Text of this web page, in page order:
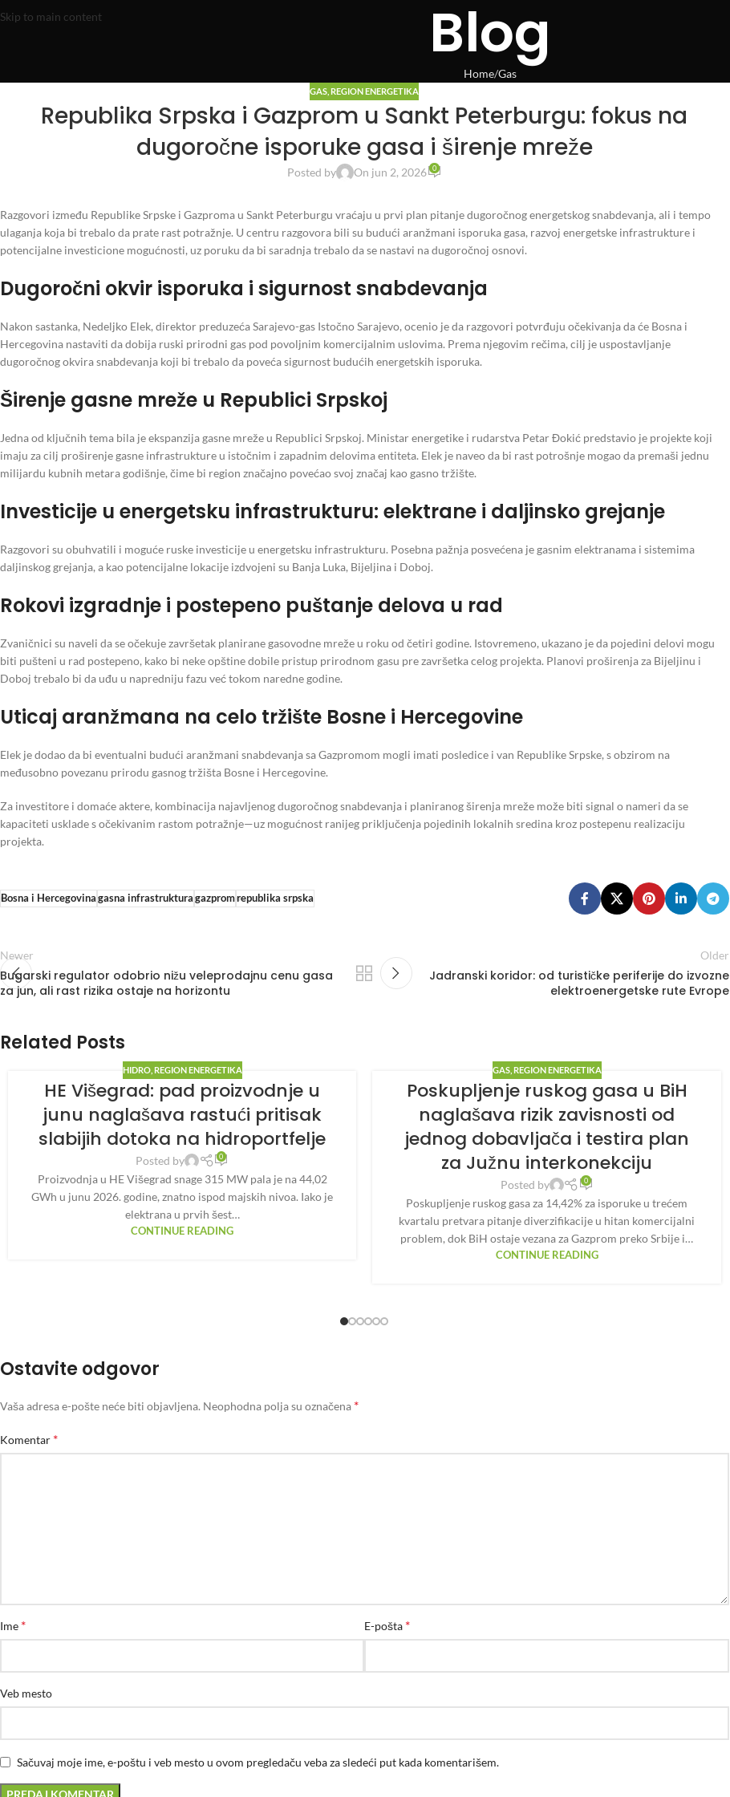
Skip to main content Blog
Home Gas
GAS ,REGION ENERGETIKA
Republika Srpska i Gazprom u Sankt Peterburgu: fokus na
dugoročne isporuke gasa i širenje mreže
Posted by On jun 2, 2026 0
Razgovori između Republike Srpske i Gazproma u Sankt Peterburgu vraćaju u prvi plan pitanje dugoročnog energetskog snabdevanja, ali i tempo
ulaganja koja bi trebalo da prate rast potražnje. U centru razgovora bili su budući aranžmani isporuka gasa, razvoj energetske infrastrukture i
potencijalne investicione mogućnosti, uz poruku da bi saradnja trebalo da se nastavi na dugoročnoj osnovi.
Dugoročni okvir isporuka i sigurnost snabdevanja
Nakon sastanka, Nedeljko Elek, direktor preduzeća Sarajevo-gas Istočno Sarajevo, ocenio je da razgovori potvrđuju očekivanja da će Bosna i
Hercegovina nastaviti da dobija ruski prirodni gas pod povoljnim komercijalnim uslovima. Prema njegovim rečima, cilj je uspostavljanje
dugoročnog okvira snabdevanja koji bi trebalo da poveća sigurnost budućih energetskih isporuka.
Širenje gasne mreže u Republici Srpskoj
Jedna od ključnih tema bila je ekspanzija gasne mreže u Republici Srpskoj. Ministar energetike i rudarstva Petar Đokić predstavio je projekte koji
imaju za cilj proširenje gasne infrastrukture u istočnim i zapadnim delovima entiteta. Elek je naveo da bi rast potrošnje mogao da premaši jednu
milijardu kubnih metara godišnje, čime bi region značajno povećao svoj značaj kao gasno tržište.
Investicije u energetsku infrastrukturu: elektrane i daljinsko grejanje
Razgovori su obuhvatili i moguće ruske investicije u energetsku infrastrukturu. Posebna pažnja posvećena je gasnim elektranama i sistemima
daljinskog grejanja, a kao potencijalne lokacije izdvojeni su Banja Luka, Bijeljina i Doboj.
Rokovi izgradnje i postepeno puštanje delova u rad
Zvaničnici su naveli da se očekuje završetak planirane gasovodne mreže u roku od četiri godine. Istovremeno, ukazano je da pojedini delovi mogu
biti pušteni u rad postepeno, kako bi neke opštine dobile pristup prirodnom gasu pre završetka celog projekta. Planovi proširenja za Bijeljinu i
Doboj trebalo bi da uđu u napredniju fazu već tokom naredne godine.
Uticaj aranžmana na celo tržište Bosne i Hercegovine
Elek je dodao da bi eventualni budući aranžmani snabdevanja sa Gazpromom mogli imati posledice i van Republike Srpske, s obzirom na
međusobno povezanu prirodu gasnog tržišta Bosne i Hercegovine.
Za investitore i domaće aktere, kombinacija najavljenog dugoročnog snabdevanja i planiranog širenja mreže može biti signal o nameri da se
kapaciteti usklade s očekivanim rastom potražnje—uz mogućnost ranijeg priključenja pojedinih lokalnih sredina kroz postepenu realizaciju
projekta.
Bosna i Hercegovina gasna infrastruktura gazpromrepublika srpska
Newer
Bugarski regulator odobrio nižu veleprodajnu cenu gasa
za jun, ali rast rizika ostaje na horizontu
Older
Jadranski koridor: od turističke periferije do izvozne
elektroenergetske rute Evrope
Related Posts
HIDRO, REGION ENERGETIKA
HE Višegrad: pad proizvodnje u
junu naglašava rastući pritisak
slabijih dotoka na hidroportfelje
Posted by 0
Proizvodnja u HE Višegrad snage 315 MW pala je na 44,02
GWh u junu 2026. godine, znatno ispod majskih nivoa. Iako je
elektrana u prvih šest…
CONTINUE READING
GAS, REGION ENERGETIKA
Poskupljenje ruskog gasa u BiH
naglašava rizik zavisnosti od
jednog dobavljača i testira plan
za Južnu interkonekciju
Posted by 0
Poskupljenje ruskog gasa za 14,42% za isporuke u trećem
kvartalu pretvara pitanje diverzifikacije u hitan komercijalni
problem, dok BiH ostaje vezana za Gazprom preko Srbije i…
CONTINUE READING
Ostavite odgovor
Vaša adresa e-pošte neće biti objavljena. Neophodna polja su označena *
Komentar *
Ime * E-pošta *
Veb mesto
Sačuvaj moje ime, e-poštu i veb mesto u ovom pregledaču veba za sledeći put kada komentarišem.